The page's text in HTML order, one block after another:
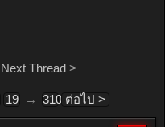
Next Thread>
19 → 310 ต่อไป >